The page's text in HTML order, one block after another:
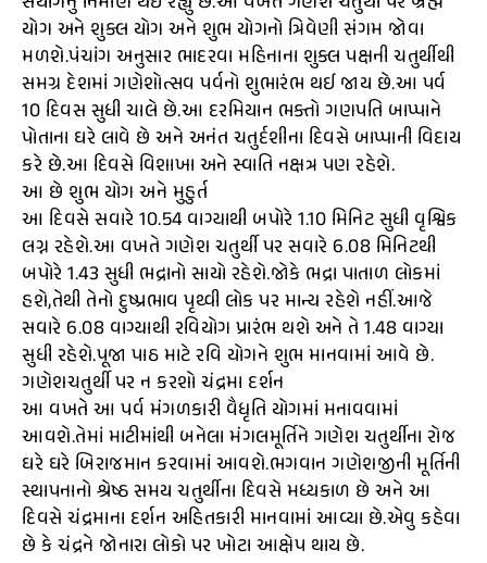
યોગ અને શુક્લ યોગ અને શુભ યોગનો ત્રિવેણી સંગમ જોવા
મળશે.પંચાંગ અનુસાર ભાદરવા મહિનાના શુક્લ પક્ષની ચતુર્થીથી
સમગ્ર દેશમાં ગણેશોત્સવ પર્વનો શુભારંભ થઈ જાય છે.આ પર્વ
10 દિવસ સુધી ચાલે છે.આ દરમિયાન ભક્તો ગણપતિ બાપ્પાને
પોતાના ઘરે લાવે છે અને અનંત ચતુર્દશીના દિવસે બાપ્પાની વિદાય
કરે છે.આ દિવસે વિશાખા અને સ્વાતિ નક્ષત્ર પણ રહેશે.
આ છે શુભ યોગ અને મુહુર્ત
આ દિવસે સવારે 10.54 વાગ્યાથી બપોરે 1.10 મિનિટ સુધી વૃશ્વિક
લગ્ન રહેશે.આ વખતે ગણેશ ચતુર્થી પર સવારે 6.08 મિનિટથી
બપોરે 1.43 સુધી ભદ્રાનો સાયો રહેશે.જોકે ભદ્રા પાતાળ લોકમાં
હશે,તેથી તેનો દુષ્પ્રભાવ પૃથ્વી લોક પર માન્ય રહેશે નહીં.આજે
સવારે 6.08 વાગ્યાથી રવિયોગ પ્રારંભ થશે અને તે 1.48 વાગ્યા
સુધી રહેશે.પૂજા પાઠ માટે રવિ યોગને શુભ માનવામાં આવે છે.
ગણેશચતુર્થી પર ન કરશો ચંદ્રમા દર્શન
આ વખતે આ પર્વ મંગળકારી વૈધૃતિ યોગમાં મનાવવામાં
આવશે.તેમાં માટીમાંથી બનેલા મંગલમૂર્તિને ગણેશ ચતુર્થીના રોજ
ઘરે ઘરે બિરાજમાન કરવામાં આવશે.ભગવાન ગણેશજીની મૂર્તિની
સ્થાપનાનો શ્રેષ્ઠ સમય ચતુર્થીના દિવસે મધ્યકાળ છે અને આ
દિવસે ચંદ્રમાના દર્શન અહિતકારી માનવામાં આવ્યા છે.એવુ કહેવા
છે કે ચંદ્રને જોનારા લોકો પર ખોટા આક્ષેપ થાય છે.